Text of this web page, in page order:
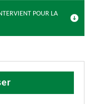
POUR LA